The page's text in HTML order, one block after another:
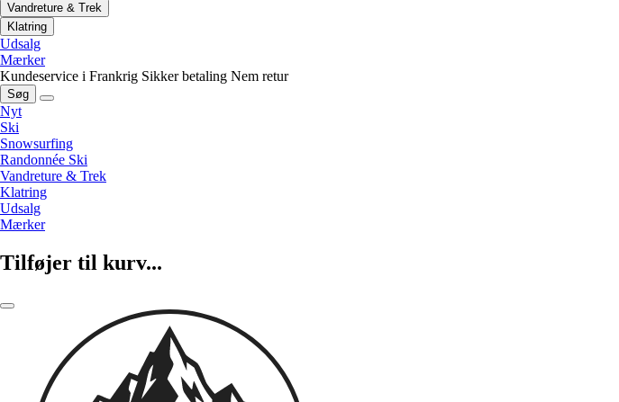
Vandreture & Trek
Klatring
Udsalg
Mærker
Kundeservice i Frankrig Sikker betaling Nem retur
Søg
Nyt
Ski
Snowsurfing
Randonnée Ski
Vandreture & Trek
Klatring
Udsalg
Mærker
Tilføjer til kurv...